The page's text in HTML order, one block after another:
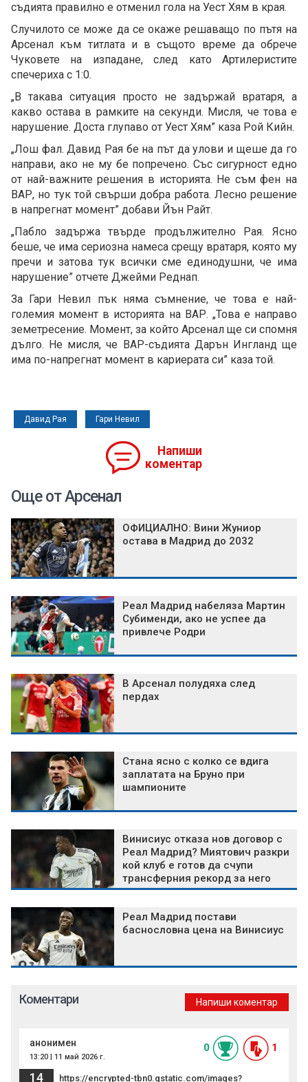
съдията правилно е отменил гола на Уест Хям в края.
Случилото се може да се окаже решаващо по пътя на
Арсенал към титлата и в същото време да обрече
Чуковете на изпадане, след като Артилеристите
спечериха с 1:0.
„В такава ситуация просто не задържай вратаря, а
какво остава в рамките на секунди. Мисля, че това е
нарушение. Доста глупаво от Уест Хям” каза Рой Кийн.
„Лош фал. Давид Рая бе на път да улови и щеше да го
направи, ако не му бе попречено. Със сигурност едно
от най-важните решения в историята. Не съм фен на
ВАР, но тук той свърши добра работа. Лесно решение
в напрегнат момент” добави Йън Райт.
„Пабло задържа твърде продължително Рая. Ясно
беше, че има сериозна намеса срещу вратаря, която му
пречи и затова тук всички сме единодушни, че има
нарушение” отчете Джейми Реднап.
За Гари Невил пък няма съмнение, че това е най-
големия момент в историята на ВАР. „Това е направо
земетресение. Момент, за който Арсенал ще си спомня
дълго. Не мисля, че ВАР-съдията Дарън Ингланд ще
има по-напрегнат момент в кариерата си” каза той.
Давид Рая Гари Невил
Напиши
коментар
Още от Арсенал
ОФИЦИАЛНО: Вини Жуниор
остава в Мадрид до 2032
Реал Мадрид набеляза Мартин
Субименди, ако не успее да
привлече Родри
В Арсенал полудяха след
пердах
Стана ясно с колко се вдига
заплатата на Бруно при
шампионите
Винисиус отказа нов договор с
Реал Мадрид? Миятович разкри
кой клуб е готов да счупи
трансферния рекорд за него
Реал Мадрид постави
баснословна цена на Винисиус
Коментари Напиши коментар
анонимен
13:20 | 11 май 2026 г.
0 1
14 https://encrypted-tbn0.gstatic.com/images?